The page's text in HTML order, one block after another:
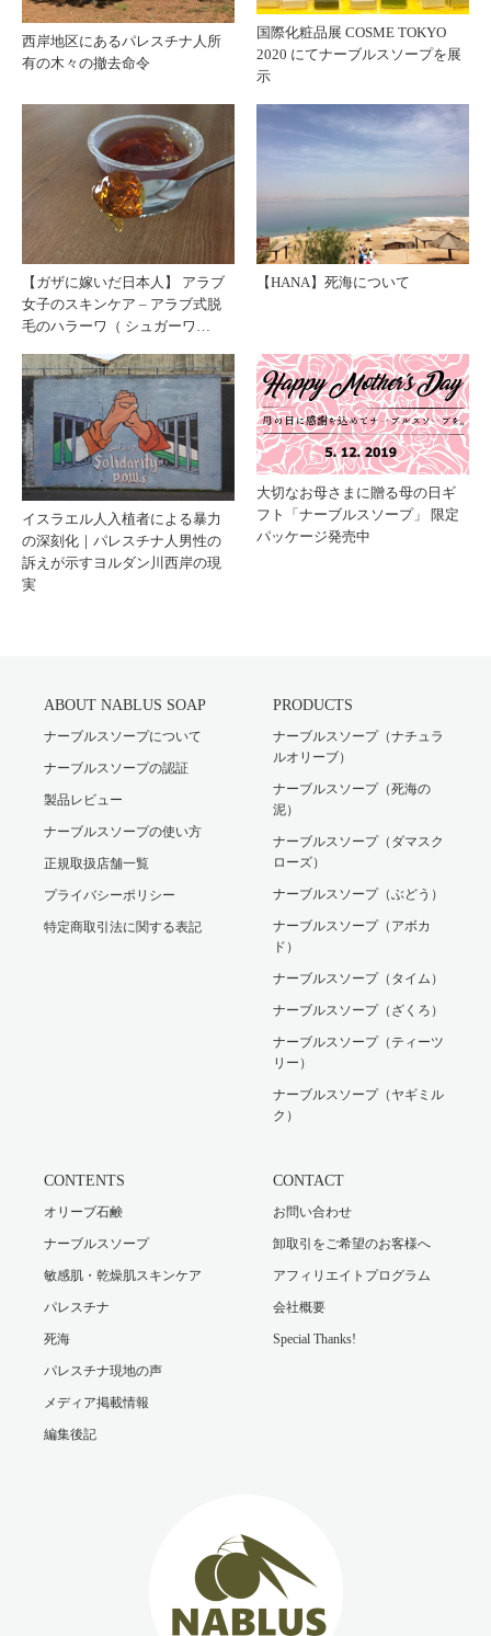
西岸地区にあるパレスチナ人所
有の木々の撤去命令
国際化粧品展 COSME TOKYO
2020 にてナーブルスソープを展
示
【ガザに嫁いだ日本人】 アラブ
女子のスキンケア – アラブ式脱
毛のハラーワ（ シュガーワ…
【HANA】死海について
イスラエル人入植者による暴力
の深刻化｜パレスチナ人男性の
訴えが示すヨルダン川西岸の現
実
大切なお母さまに贈る母の日ギ
フト「ナーブルスソープ」 限定
パッケージ発売中
ABOUT NABLUS SOAP
ナーブルスソープについて
ナーブルスソープの認証
製品レビュー
ナーブルスソープの使い方
正規取扱店舗一覧
プライバシーポリシー
特定商取引法に関する表記
PRODUCTS
ナーブルスソープ（ナチュラ
ルオリーブ）
ナーブルスソープ（死海の
泥）
ナーブルスソープ（ダマスク
ローズ）
ナーブルスソープ（ぶどう）
ナーブルスソープ（アボカ
ド）
ナーブルスソープ（タイム）
ナーブルスソープ（ざくろ）
ナーブルスソープ（ティーツ
リー）
ナーブルスソープ（ヤギミル
ク）
CONTENTS
オリーブ石鹸
ナーブルスソープ
敏感肌・乾燥肌スキンケア
パレスチナ
死海
パレスチナ現地の声
メディア掲載情報
編集後記
CONTACT
お問い合わせ
卸取引をご希望のお客様へ
アフィリエイトプログラム
会社概要
Special Thanks!